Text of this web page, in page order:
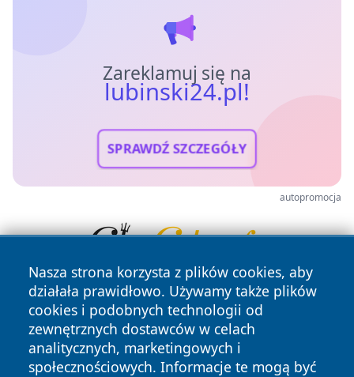
Zareklamuj się na
lubinski24.pl!
SPRAWDŹ SZCZEGÓŁY
autopromocja
Nasza strona korzysta z plików cookies, aby
działała prawidłowo. Używamy także plików
cookies i podobnych technologii od
zewnętrznych dostawców w celach
analitycznych, marketingowych i
społecznościowych. Informacje te mogą być